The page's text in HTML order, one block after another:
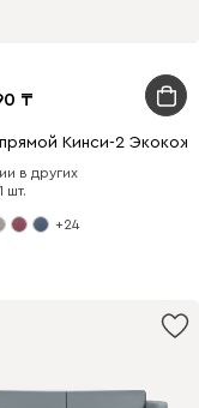
Кинси-2
в других
шт.
+24